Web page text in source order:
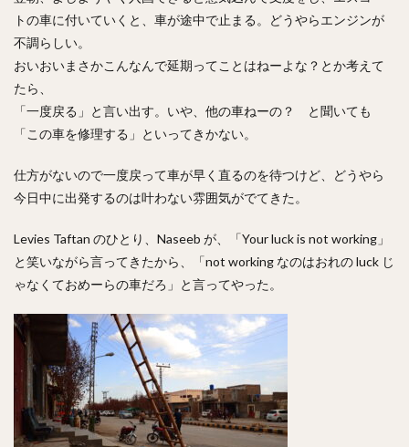
トの車に付いていくと、車が途中で止まる。どうやらエンジンが
不調らしい。
おいおいまさかこんなんで延期ってことはねーよな？とか考えて
たら、
「一度戻る」と言い出す。いや、他の車ねーの？ と聞いても
「この車を修理する」といってきかない。
仕方がないので一度戻って車が早く直るのを待つけど、どうやら
今日中に出発するのは叶わない雰囲気がでてきた。
Levies Taftan のひとり、Naseeb が、「Your luck is not working」
と笑いながら言ってきたから、「not working なのはおれの luck じ
ゃなくておめーらの車だろ」と言ってやった。